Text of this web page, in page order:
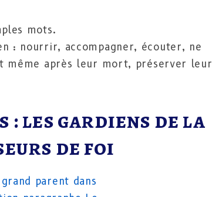
mots.
: nourrir, accompagner, écouter, ne
même après leur mort, préserver leur
: les gardiens de la
de foi